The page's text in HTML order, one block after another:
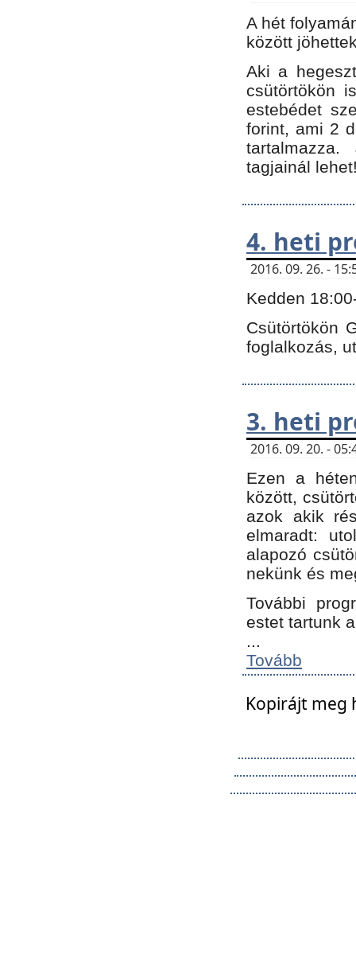
A hét
között
Aki a
csütörtökön
estebédet
forint, ami 2
tartalmazza.
tagjainál
4. heti
2016. 09. 26. -
Kedden
Csütörtökön
foglalkozás,
3. heti
2016. 09. 20. -
Ezen a
között,
azok akik
elmaradt:
alapozó
nekünk és
További
estet tartunk
...
Tovább
Kopirájt meg